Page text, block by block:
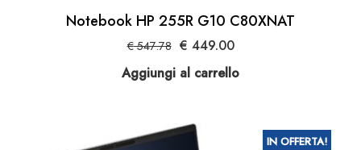
Notebook HP 255R G10 C80XNAT
€547.78 Il
prezzo
originale
€ 547.78.
€ 449.00Il
attuale
Aggiungi al carrello
IN OFFERTA!